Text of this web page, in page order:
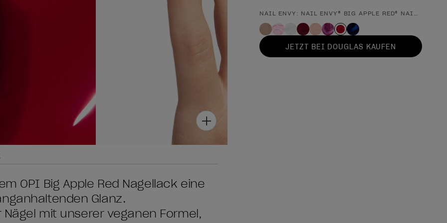
Form des Produkts
NAIL ENVY: NAIL ENVY® BIG APPLE RED® NAIL
JETZT BEI DOUGLAS KAUFEN
OPI Big Apple Red Nagellack eine
Glanz.
mit unserer veganen Formel,